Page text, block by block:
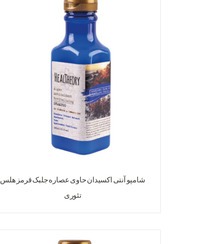
شامپو آنتی اکسیدان حاوی عصاره جلبک قرمز هلس
تئوری